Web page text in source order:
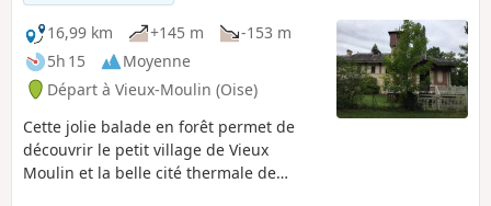
16,99 km
+145 m
-153 m
5h 15
Moyenne
Départ à Vieux-Moulin (Oise)
Cette jolie balade en forêt permet de
découvrir le petit village de Vieux
Moulin et la belle cité thermale de